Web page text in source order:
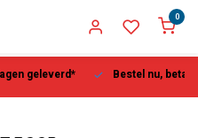
0
geleverd* Bestel nu, betaal